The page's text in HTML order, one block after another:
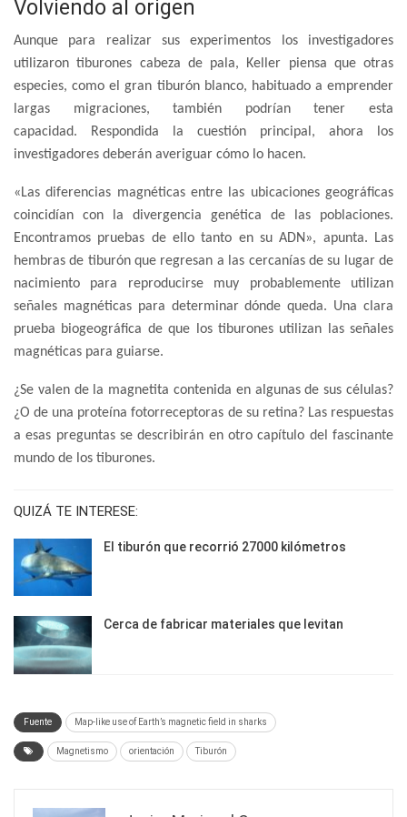
Volviendo al origen
Aunque para realizar sus experimentos los investigadores
utilizaron tiburones cabeza de pala, Keller piensa que otras
especies, como el gran tiburón blanco, habituado a emprender
largas migraciones, también podrían tener esta
capacidad. Respondida la cuestión principal, ahora los
investigadores deberán averiguar cómo lo hacen.
«Las diferencias magnéticas entre las ubicaciones geográficas
coincidían con la divergencia genética de las poblaciones.
Encontramos pruebas de ello tanto en su ADN», apunta. Las
hembras de tiburón que regresan a las cercanías de su lugar de
nacimiento para reproducirse muy probablemente utilizan
señales magnéticas para determinar dónde queda. Una clara
prueba biogeográfica de que los tiburones utilizan las señales
magnéticas para guiarse.
¿Se valen de la magnetita contenida en algunas de sus células?
¿O de una proteína fotorreceptoras de su retina? Las respuestas
a esas preguntas se describirán en otro capítulo del fascinante
mundo de los tiburones.
QUIZÁ TE INTERESE:
El tiburón que recorrió 27000 kilómetros
Cerca de fabricar materiales que levitan
Fuente Map-like use of Earth’s magnetic field in sharks
Magnetismo orientación Tiburón